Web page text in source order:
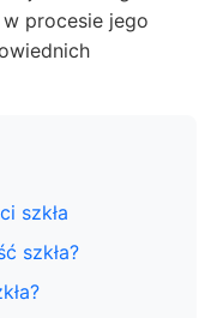
procesie jego
szkła
szkła?